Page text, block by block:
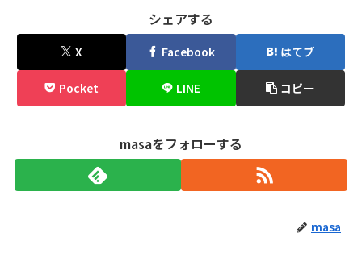
シェアする
X Facebook はてブ
Pocket LINE コピー
masaをフォローする
masa